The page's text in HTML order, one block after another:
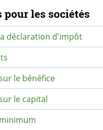
secondaire
pour les sociétés
déclaration d'impôt
le bénéfice
le capital